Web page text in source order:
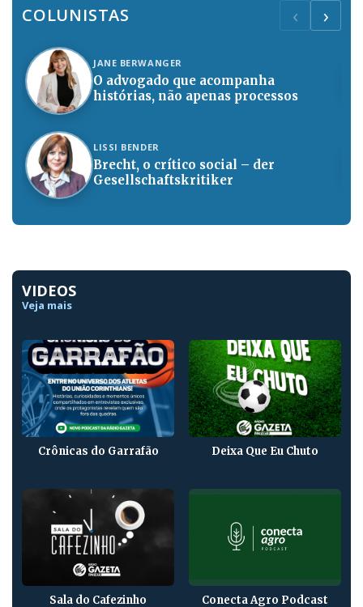
COLUNISTAS ‹ ›
JANE BERWANGER
O advogado que acompanha
histórias, não apenas processos
LISSI BENDER
Brecht, o crítico social – der
Gesellschaftskritiker
VIDEOS
Veja mais
Crônicas do Garrafão Deixa Que Eu Chuto
Sala do Cafezinho Conecta Agro Podcast